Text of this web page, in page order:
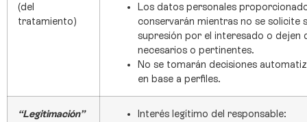
(del
tratamiento)
Los datos personales
conservarán mientras no se solicite
supresión por el interesado o dejen
necesarios o pertinentes.
No se tomarán decisiones
en base a perfiles.
“Legitimación”
Interés legítimo del responsable: